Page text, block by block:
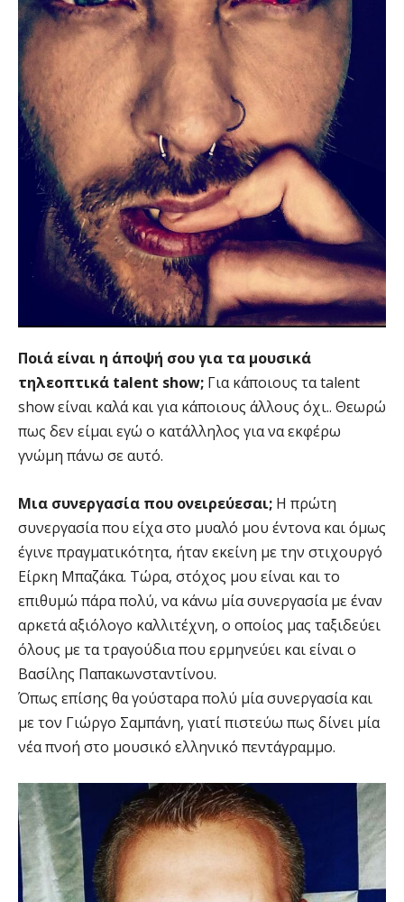
Ποιά είναι η άποψή σου για τα μουσικά
τηλεοπτικά talent show; Για κάποιους τα talent
show είναι καλά και για κάποιους άλλους όχι.. Θεωρώ
πως δεν είμαι εγώ ο κατάλληλος για να εκφέρω
γνώμη πάνω σε αυτό.
Μια συνεργασία που ονειρεύεσαι; Η πρώτη
συνεργασία που είχα στο μυαλό μου έντονα και όμως
έγινε πραγματικότητα, ήταν εκείνη με την στιχουργό
Είρκη Μπαζάκα. Τώρα, στόχος μου είναι και το
επιθυμώ πάρα πολύ, να κάνω μία συνεργασία με έναν
αρκετά αξιόλογο καλλιτέχνη, ο οποίος μας ταξιδεύει
όλους με τα τραγούδια που ερμηνεύει και είναι ο
Βασίλης Παπακωνσταντίνου.
Όπως επίσης θα γούσταρα πολύ μία συνεργασία και
με τον Γιώργο Σαμπάνη, γιατί πιστεύω πως δίνει μία
νέα πνοή στο μουσικό ελληνικό πεντάγραμμο.